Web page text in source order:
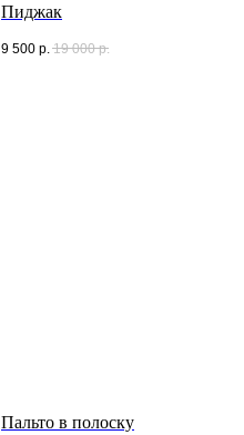
Пиджак
9 500 р. 19 000 р.
Пальто в полоску